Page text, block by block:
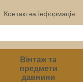
Контактна інформація
Вінтаж та
предмети
давнини